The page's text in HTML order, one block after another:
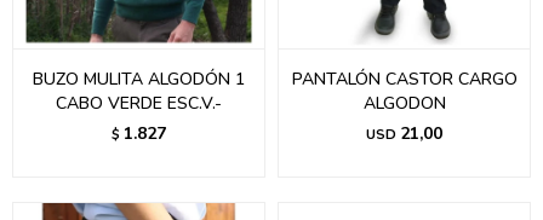
BUZO MULITA ALGODÓN 1
CABO VERDE ESC.V.-
$ 1.827
PANTALÓN CASTOR CARGO
ALGODON
USD 21,00